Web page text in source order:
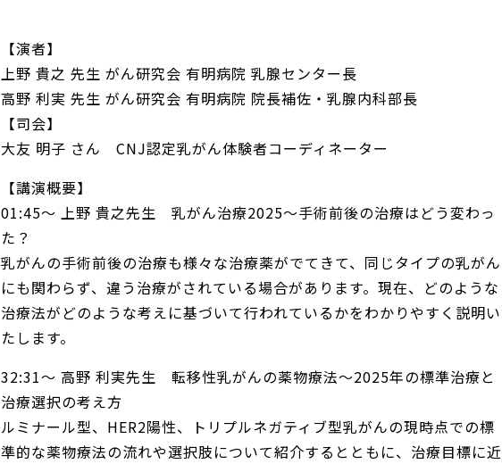
【演者】
上野 貴之 先生 がん研究会 有明病院 乳腺センター長
高野 利実 先生 がん研究会 有明病院 院長補佐・乳腺内科部長
【司会】
大友 明子 さん CNJ認定乳がん体験者コーディネーター
【講演概要】
01:45～ 上野 貴之先生 乳がん治療2025〜手術前後の治療はどう変わっ
た？
乳がんの手術前後の治療も様々な治療薬がでてきて、同じタイプの乳がん
にも関わらず、違う治療がされている場合があります。現在、どのような
治療法がどのような考えに基づいて行われているかをわかりやすく説明い
たします。
32:31～ 高野 利実先生 転移性乳がんの薬物療法〜2025年の標準治療と
治療選択の考え方
ルミナール型、HER2陽性、トリプルネガティブ型乳がんの現時点での標
準的な薬物療法の流れや選択肢について紹介するとともに、治療目標に近